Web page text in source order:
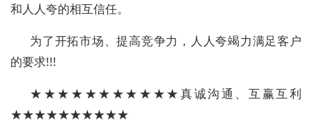
和人人夸的相互信任。
为了开拓市场、提高竞争力，人人夸竭力满足客户
的要求!!!
★★★★★★★★★★★真诚沟通、互赢互利
★★★★★★★★★★